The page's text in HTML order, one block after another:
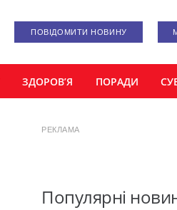
ПОВІДОМИТИ НОВИНУ
ЗДОРОВ’Я ПОРАДИ
РЕКЛАМА
Популярні